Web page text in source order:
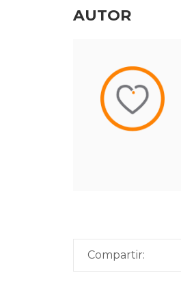
AUTOR
Compartir: